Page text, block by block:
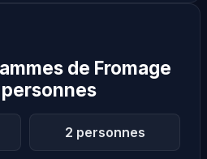
de Fromage
2 personnes